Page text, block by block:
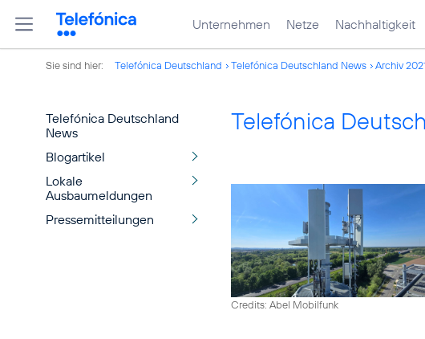
Unternehmen Netze Nachhaltigkeit
Sie sind hier: Telefónica Deutschland Telefónica Deutschland News Archiv
Telefónica Deutschland
News
Blogartikel
Lokale
Ausbaumeldungen
Pressemitteilungen
Telefónica
Credits: Abel Mobilfunk